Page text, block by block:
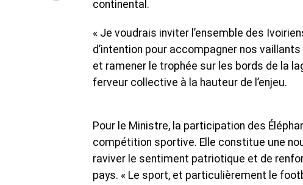
continental.
« Je voudrais inviter l’ensemble des
d’intention pour accompagner nos
et ramener le trophée sur les bords de la
ferveur collective à la hauteur de l’enjeu.
Pour le Ministre, la participation des
compétition sportive. Elle constitue une
raviver le sentiment patriotique et de
pays. « Le sport, et particulièrement le